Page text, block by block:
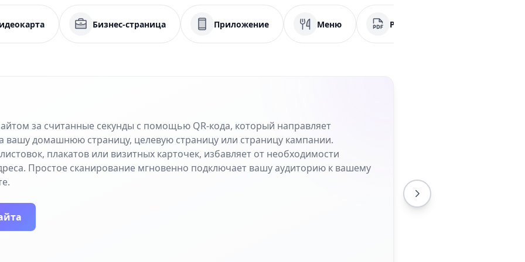
Бизнес-страница Приложение Меню PDF
за считанные секунды с помощью QR-кода, который направляет
вашу домашнюю страницу, целевую страницу или страницу кампании.
плакатов или визитных карточек, избавляет от необходимости
Простое сканирование мгновенно подключает вашу аудиторию к вашему